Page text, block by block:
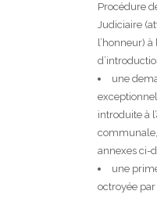
Procédure
Judiciaire
l’honneur) à
une
introduite à
annexes ci-
une
octroyée